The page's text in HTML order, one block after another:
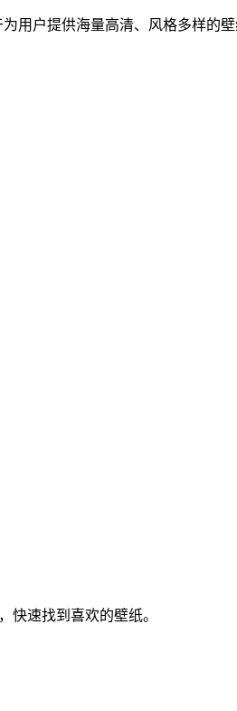
用户提供海量高清、风格多样的
快速找到喜欢的壁纸。